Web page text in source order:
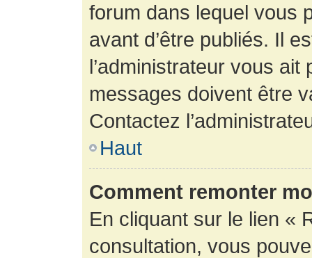
forum dans lequel vous
avant d’être publiés. Il
l’administrateur vous
messages doivent être
Contactez
Haut
Comment remonter
En cliquant sur le lien «
consultation, vous